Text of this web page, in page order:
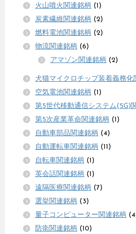
火山噴火関連銘柄 (1)
炭素繊維関連銘柄 (2)
燃料電池関連銘柄 (2)
物流関連銘柄 (6)
アマゾン関連銘柄 (2)
犬猫マイクロチップ装着義務化
空気電池関連銘柄 (1)
第5世代移動通信システム(5G)
第5次産業革命関連銘柄 (1)
自動車部品関連銘柄 (4)
自動運転車関連銘柄 (11)
自転車関連銘柄 (1)
英会話関連銘柄 (1)
遠隔医療関連銘柄 (7)
選挙関連銘柄 (3)
量子コンピューター関連銘柄
防衛関連銘柄 (10)